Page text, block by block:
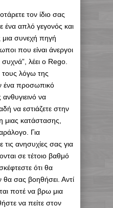
τον ίδιο σας
ένα απλό γεγονός και
μια συνεχή πηγή
που είναι άνεργοι
λέει ο Rego.
τους λόγω της
ένα προσωπικό
να
να εστιάζετε στην
μιας κατάστασης,
Για
ανησυχίες σας για
σε τέτοιο βαθμό
ότι θα
θα σας βοηθήσει. Αντί
ποτέ να βρω μια
να πείτε στον